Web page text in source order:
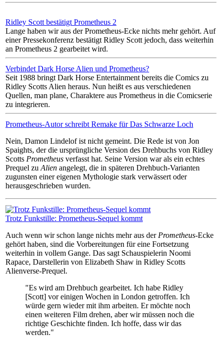
Ridley Scott bestätigt Prometheus 2
Lange haben wir aus der Prometheus-Ecke nichts mehr gehört. Auf
einer Pressekonferenz bestätigt Ridley Scott jedoch, dass weiterhin
an Prometheus 2 gearbeitet wird.
Verbindet Dark Horse Alien und Prometheus?
Seit 1988 bringt Dark Horse Entertainment bereits die Comics zu
Ridley Scotts Alien heraus. Nun heißt es aus verschiedenen
Quellen, man plane, Charaktere aus Prometheus in die Comicserie
zu integrieren.
Prometheus-Autor schreibt Remake für Das Schwarze Loch
Nein, Damon Lindelof ist nicht gemeint. Die Rede ist von Jon
Spaights, der die ursprüngliche Version des Drehbuchs von Ridley
Scotts Prometheus verfasst hat. Seine Version war als ein echtes
Prequel zu Alien angelegt, die in späteren Drehbuch-Varianten
zugunsten einer eigenen Mythologie stark verwässert oder
herausgeschrieben wurden.
Trotz Funkstille: Prometheus-Sequel kommt
Auch wenn wir schon lange nichts mehr aus der Prometheus-Ecke
gehört haben, sind die Vorbereitungen für eine Fortsetzung
weiterhin in vollem Gange. Das sagt Schauspielerin Noomi
Rapace, Darstellerin von Elizabeth Shaw in Ridley Scotts
Alienverse-Prequel.
"Es wird am Drehbuch gearbeitet. Ich habe Ridley
[Scott] vor einigen Wochen in London getroffen. Ich
würde gern wieder mit ihm arbeiten. Er möchte noch
einen weiteren Film drehen, aber wir müssen noch die
richtige Geschichte finden. Ich hoffe, dass wir das
werden."